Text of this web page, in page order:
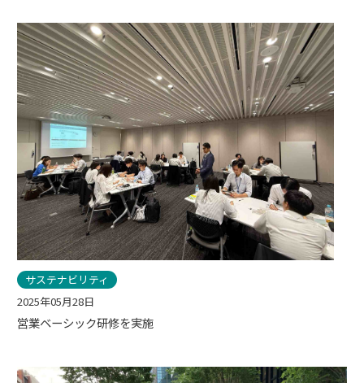
サステナビリティ
2025年05月28日
営業ベーシック研修を実施